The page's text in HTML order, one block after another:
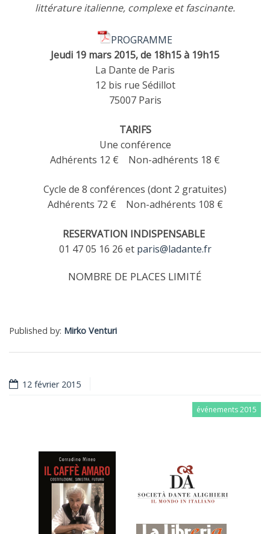
littérature italienne, complexe et fascinante.
PROGRAMME
Jeudi 19 mars 2015, de 18h15 à 19h15
La Dante de Paris
12 bis rue Sédillot
75007 Paris
TARIFS
Une conférence
Adhérents 12 € Non-adhérents 18 €
Cycle de 8 conférences (dont 2 gratuites)
Adhérents 72 € Non-adhérents 108 €
RESERVATION INDISPENSABLE
01 47 05 16 26 et paris@ladante.fr
NOMBRE DE PLACES LIMITÉ
Published by: Mirko Venturi
12 février 2015
événements 2015